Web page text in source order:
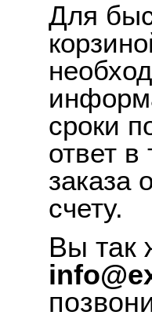
Для
сроки
ответ
заказа
счету.
Вы так